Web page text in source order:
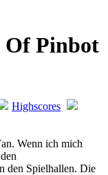
Of Pinbot
Highscores
Wenn ich mich
den Spielhallen. Die